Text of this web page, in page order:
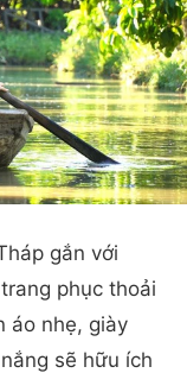
gắn với
phục thoải
áo nhẹ, giày
sẽ hữu ích